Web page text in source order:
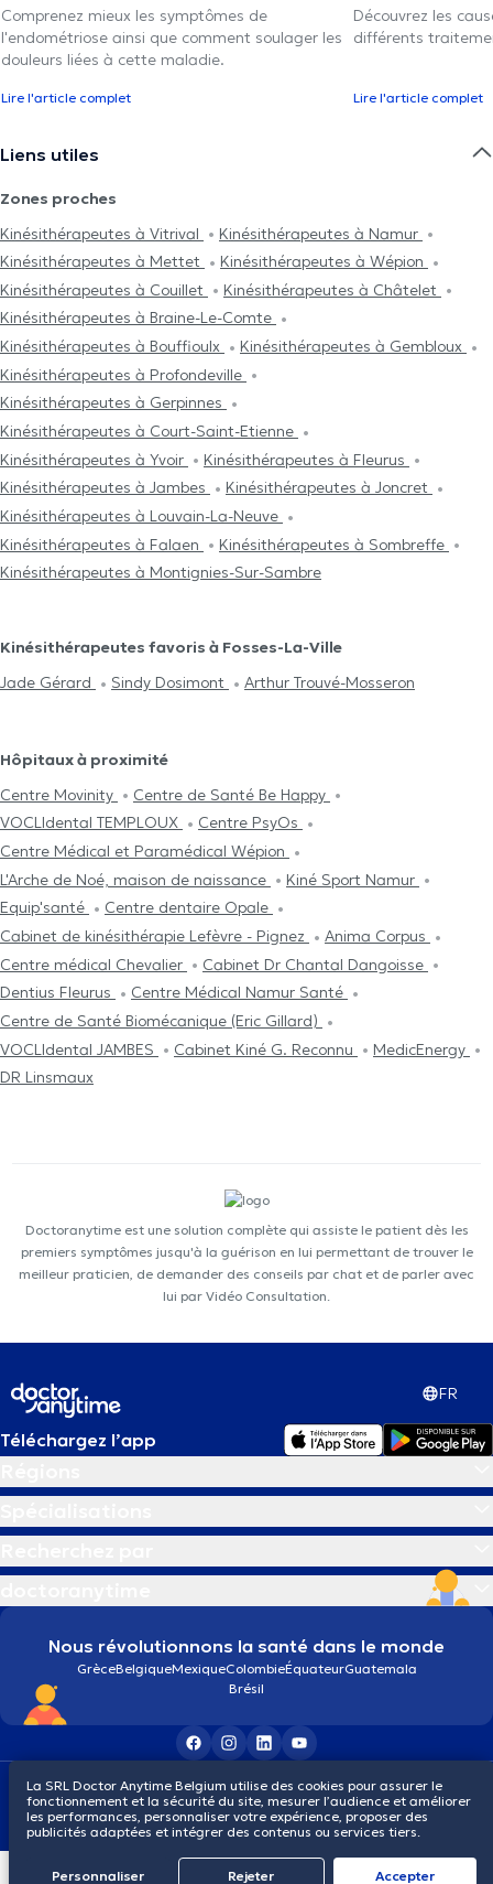
Comprenez mieux les symptômes de
l'endométriose ainsi que comment soulager les
douleurs liées à cette maladie.
Lire l'article complet
Découvrez les
différents
Lire l'article complet
Liens utiles
Zones proches
Kinésithérapeutes à Vitrival
Kinésithérapeutes à Namur
Kinésithérapeutes à Mettet
Kinésithérapeutes à Wépion
Kinésithérapeutes à Couillet
Kinésithérapeutes à Châtelet
Kinésithérapeutes à Braine-Le-Comte
Kinésithérapeutes à Bouffioulx
Kinésithérapeutes à Gembloux
Kinésithérapeutes à Profondeville
Kinésithérapeutes à Gerpinnes
Kinésithérapeutes à Court-Saint-Etienne
Kinésithérapeutes à Yvoir
Kinésithérapeutes à Fleurus
Kinésithérapeutes à Jambes
Kinésithérapeutes à Joncret
Kinésithérapeutes à Louvain-La-Neuve
Kinésithérapeutes à Falaen
Kinésithérapeutes à Sombreffe
Kinésithérapeutes à Montignies-Sur-Sambre
Kinésithérapeutes favoris à Fosses-La-Ville
Jade Gérard
Sindy Dosimont Arthur Trouvé-Mosseron
Hôpitaux à proximité
Centre Movinity
Centre de Santé Be Happy
VOCLIdental TEMPLOUX
Centre PsyOs
Centre Médical et Paramédical Wépion
L'Arche de Noé, maison de naissance
Kiné Sport Namur
Equip'santé
Centre dentaire Opale
Cabinet de kinésithérapie Lefèvre - Pignez
Anima Corpus
Centre médical Chevalier
Cabinet Dr Chantal Dangoisse
Dentius Fleurus
Centre Médical Namur Santé
Centre de Santé Biomécanique (Eric Gillard)
VOCLIdental JAMBES
Cabinet Kiné G. Reconnu
MedicEnergy
DR Linsmaux
Doctoranytime est une solution complète qui assiste le patient dès les
premiers symptômes jusqu'à la guérison en lui permettant de trouver le
meilleur praticien, de demander des conseils par chat et de parler avec
lui par Vidéo Consultation.
FR
Téléchargez l’app
Nous révolutionnons la santé dans le monde
GrèceBelgiqueMexiqueColombieÉquateurGuatemala
Brésil
Conditions généralesCookiesPolitique de confidentialité
© 2026 doctoranytime
La SRL Doctor Anytime Belgium utilise des cookies pour assurer le
fonctionnement et la sécurité du site, mesurer l’audience et améliorer
les performances, personnaliser votre expérience, proposer des
publicités adaptées et intégrer des contenus ou services tiers.
Personnaliser Rejeter Αccepter